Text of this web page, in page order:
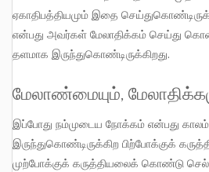
ஏகாதிபத்தியமும் இதை
என்பது அவர்கள் மேலாதிக்கம் செய்து
தளமாக இருந்துகொண்டிருக்கிறது.
மேலாண்மையும்,
இப்போது நம்முடைய நோக்கம் என்பது காலம் காலமாக
இருந்துகொண்டிருக்கிற பிற்போக்குக்
முற்போக்குக் கருத்தியலைக் கொண்டு